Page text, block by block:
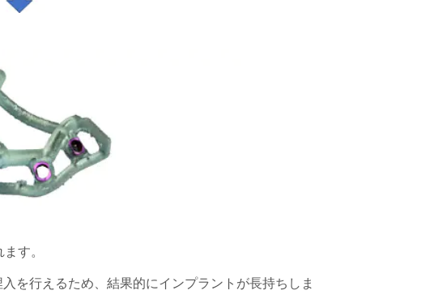
す。
を行えるため、結果的にインプラントが長持ちしま